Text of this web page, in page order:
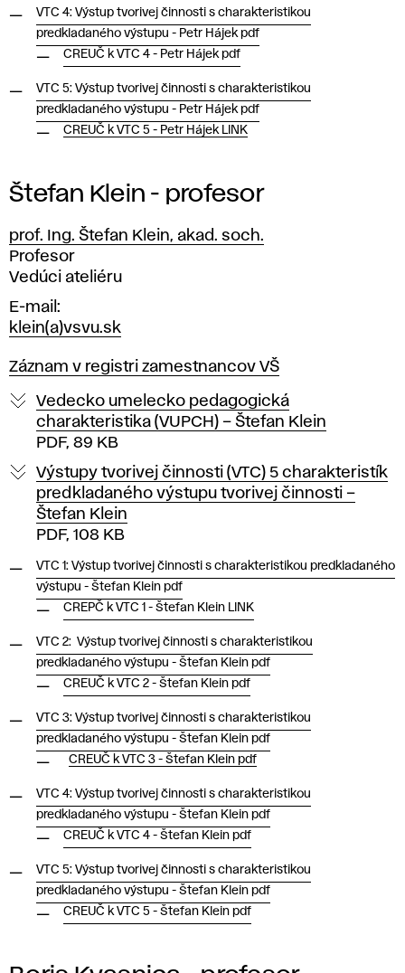
VTC 4: Výstup tvorivej činnosti s charakteristikou
predkladaného výstupu - Petr Hájek pdf
CREUČ k VTC 4 - Petr Hájek pdf
VTC 5: Výstup tvorivej činnosti s charakteristikou
predkladaného výstupu - Petr Hájek pdf
CREUČ k VTC 5 - Petr Hájek LINK
Štefan Klein - profesor
prof. Ing. Štefan Klein, akad. soch.
Pozícia
Profesor
Vedúci ateliéru
E-mail
klein(a)vsvu.sk
Záznam v registri zamestnancov VŠ
Vedecko umelecko pedagogická
charakteristika (VUPCH) – Štefan Klein
PDF, 89 KB
Výstupy tvorivej činnosti (VTC) 5 charakteristík
predkladaného výstupu tvorivej činnosti –
Štefan Klein
PDF, 108 KB
VTC 1: Výstup tvorivej činnosti s charakteristikou predkladaného
výstupu - Štefan Klein pdf
CREPČ k VTC 1 - Štefan Klein LINK
VTC 2: Výstup tvorivej činnosti s charakteristikou
predkladaného výstupu - Štefan Klein pdf
CREUČ k VTC 2 - Štefan Klein pdf
VTC 3: Výstup tvorivej činnosti s charakteristikou
predkladaného výstupu - Štefan Klein pdf
CREUČ k VTC 3 - Štefan Klein pdf
VTC 4: Výstup tvorivej činnosti s charakteristikou
predkladaného výstupu - Štefan Klein pdf
CREUČ k VTC 4 - Štefan Klein pdf
VTC 5: Výstup tvorivej činnosti s charakteristikou
predkladaného výstupu - Štefan Klein pdf
CREUČ k VTC 5 - Štefan Klein pdf